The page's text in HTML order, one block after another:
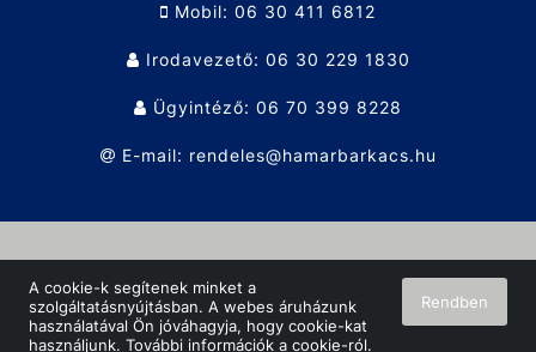
A cookie-k segítenek minket a
szolgáltatásnyújtásban. A webes áruházunk
használatával Ön jóváhagyja, hogy cookie-kat
használjunk. További információk a cookie-ról.
Rendben
Mobil: 06 30 411 6812
Irodavezető: 06 30 229 1830
Ügyintéző: 06 70 399 8228
E-mail: rendeles@hamarbarkacs.hu
© Hamar Barkács KFT. 2026 Minden jog fenntartva!
Oldalt készítette:Vector Kft.